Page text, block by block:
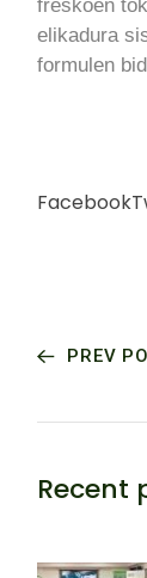
freskoen
elikadura
formulen
Facebook
PREV
Recent